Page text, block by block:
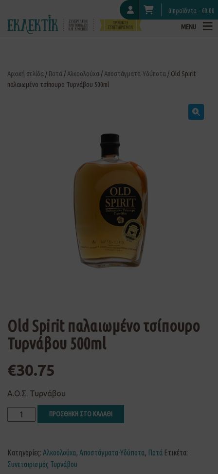
0 προϊόντα - €0.00
MENU
Αρχική σελίδα / Ποτά / Αλκοολούχα / Αποστάγματα-Υδύποτα / Old Spirit
παλαιωμένο τσίπουρο Τυρνάβου 500ml
Old Spirit παλαιωμένο τσίπουρο
Τυρνάβου 500ml
€30.75
Α.Ο.Σ. Τυρνάβου
ΠΡΟΣΘΗΚΗ ΣΤΟ ΚΑΛΑΘΙ
Κατηγορίες: Αλκοολούχα, Αποστάγματα-Υδύποτα, Ποτά Ετικέτα:
Συνεταιρισμός Τυρνάβου